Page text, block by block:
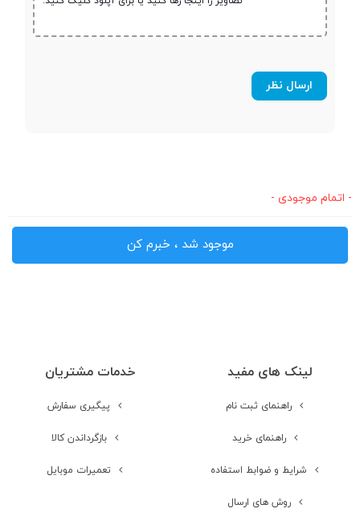
- اتمام موجودی -
موجود شد ، خبرم کن
لینک های مفید
راهنمای ثبت نام
راهنمای خرید
شرایط و ضوابط استفاده
روش های ارسال
خدمات مشتریان
پیگیری سفارش
بازگرداندن کالا
تعمیرات موبایل